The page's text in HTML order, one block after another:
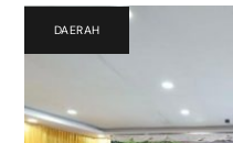
DAERAH